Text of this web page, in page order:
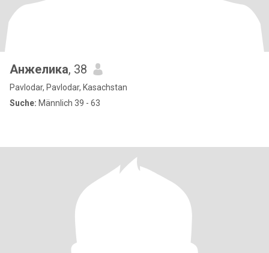
Анжелика, 38
Pavlodar, Pavlodar, Kasachstan
Suche: Männlich 39 - 63